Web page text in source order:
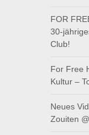
FOR
30-
Club!
For Free
Kultur –
Neues
Zouiten